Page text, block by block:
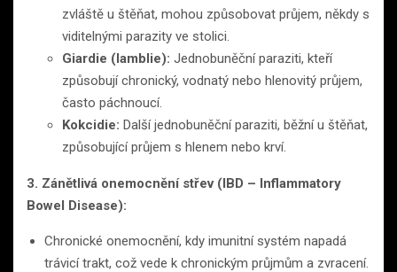
zvláště u štěňat, mohou způsobovat průjem, někdy s
viditelnými parazity ve stolici.
Giardie (lamblie): Jednobuněční paraziti, kteří
způsobují chronický, vodnatý nebo hlenovitý průjem,
často páchnoucí.
Kokcidie: Další jednobuněční paraziti, běžní u štěňat,
způsobující průjem s hlenem nebo krví.
3. Zánětlivá onemocnění střev (IBD – Inflammatory
Bowel Disease):
Chronické onemocnění, kdy imunitní systém napadá
trávicí trakt, což vede k chronickým průjmům a zvracení.